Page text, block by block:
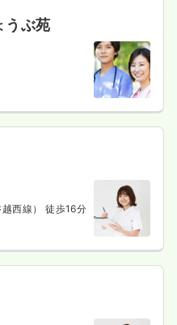
うぶ苑
西線） 徒歩16分